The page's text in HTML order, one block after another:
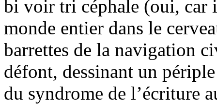
bi voir tri céphale (oui, car
monde entier dans le
barrettes de la navigation
défont, dessinant un
du syndrome de l’écriture